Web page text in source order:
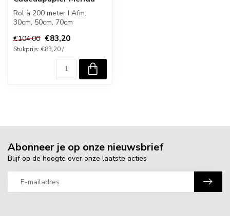
Rol à 200 meter I Afm.
30cm, 50cm, 70cm
€104,00 €83,20
Stukprijs: €83,20 /
Abonneer je op onze nieuwsbrief
Blijf op de hoogte over onze laatste acties